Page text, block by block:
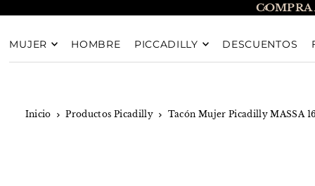
TRANSLATION MISSING:
COMPRA
MUJER HOMBRE PICCADILLY DESCUENTOS
Inicio Productos Picadilly Tacón Mujer Picadilly MASSA